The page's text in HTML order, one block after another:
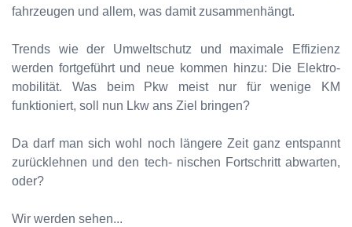
fahrzeugen und allem, was damit zusammenhängt.
Trends wie der Umweltschutz und maximale Effizienz
werden fortgeführt und neue kommen hinzu: Die Elektro-
mobilität. Was beim Pkw meist nur für wenige KM
funktioniert, soll nun Lkw ans Ziel bringen?
Da darf man sich wohl noch längere Zeit ganz entspannt
zurücklehnen und den tech- nischen Fortschritt abwarten,
oder?
Wir werden sehen...